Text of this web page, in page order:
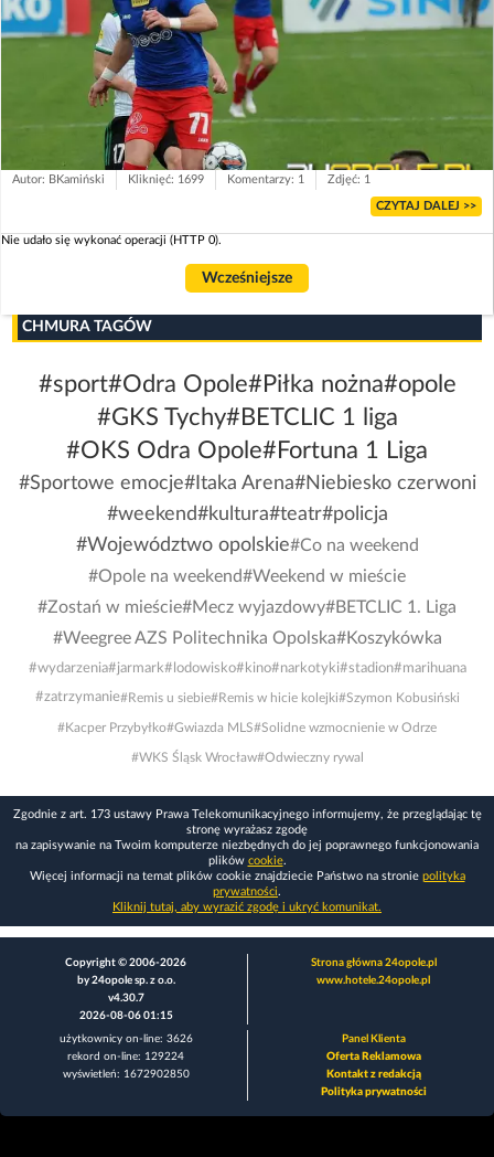
Autor: BKamiński Kliknięć: 1699 Komentarzy: 1 Zdjęć: 1
CZYTAJ DALEJ >>
Nie udało się wykonać operacji (HTTP 0).
Wcześniejsze
CHMURA TAGÓW
#sport#Odra Opole#Piłka nożna#opole
#GKS Tychy#BETCLIC 1 liga
#OKS Odra Opole#Fortuna 1 Liga
#Sportowe emocje#Itaka Arena#Niebiesko czerwoni
#weekend#kultura#teatr#policja
#Województwo opolskie#Co na weekend
#Opole na weekend#Weekend w mieście
#Zostań w mieście#Mecz wyjazdowy#BETCLIC 1. Liga
#Weegree AZS Politechnika Opolska#Koszykówka
#wydarzenia#jarmark#lodowisko#kino#narkotyki#stadion#marihuana
#zatrzymanie#Remis u siebie#Remis w hicie kolejki#Szymon Kobusiński
#Kacper Przybyłko#Gwiazda MLS#Solidne wzmocnienie w Odrze
#WKS Śląsk Wrocław#Odwieczny rywal
Zgodnie z art. 173 ustawy Prawa Telekomunikacyjnego informujemy, że przeglądając tę
stronę wyrażasz zgodę
na zapisywanie na Twoim komputerze niezbędnych do jej poprawnego funkcjonowania
plików cookie.
Więcej informacji na temat plików cookie znajdziecie Państwo na stronie polityka
prywatności.
Kliknij tutaj, aby wyrazić zgodę i ukryć komunikat.
Copyright © 2006-2026
by 24opole sp. z o.o.
v4.30.7
2026-08-06 01:15
Strona główna 24opole.pl
www.hotele.24opole.pl
użytkownicy on-line: 3626
rekord on-line: 129224
wyświetleń: 1672902850
Panel Klienta
Oferta Reklamowa
Kontakt z redakcją
Polityka prywatności